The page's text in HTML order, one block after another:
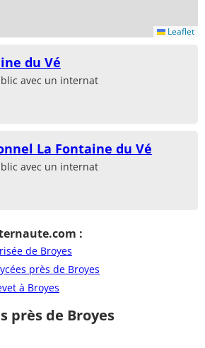
Leaflet
du Vé
avec un internat
La Fontaine du Vé
avec un internat
:
de Broyes
près de Broyes
à Broyes
près de Broyes